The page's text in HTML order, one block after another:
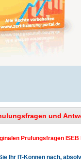
und
Prüfungsfragen
Ihr IT-Können nach,